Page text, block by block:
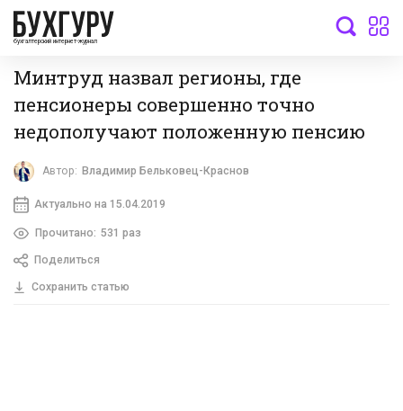
бухгалтерский интернет-журнал
Минтруд назвал регионы, где
пенсионеры совершенно точно
недополучают положенную пенсию
Автор: Владимир Бельковец-Краснов
Актуально на 15.04.2019
Прочитано: 531 раз
Поделиться
Сохранить статью